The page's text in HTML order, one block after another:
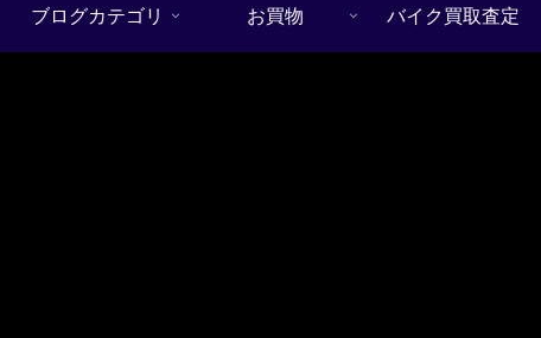
ブログカテゴリ お買物 バイク買取査定